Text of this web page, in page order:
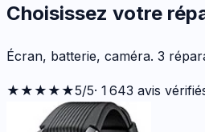
Choisissez votre
Écran, batterie, caméra. 3
★★★★★5/5· 1 643 avis